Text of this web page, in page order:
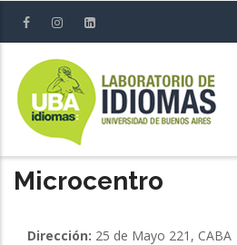
content
Microcentro
Dirección: 25 de Mayo 221, CABA